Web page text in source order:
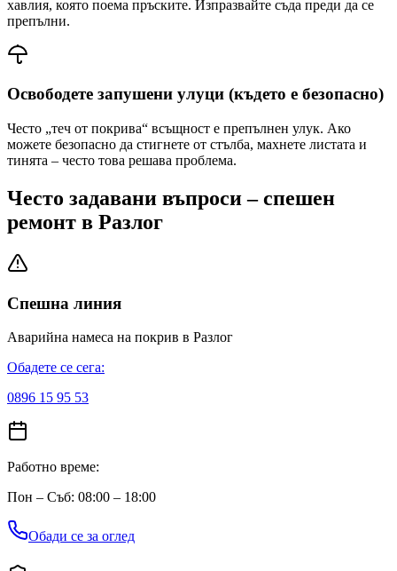
хавлия, която поема пръските. Изпразвайте съда преди да се
препълни.
Освободете запушени улуци (където е безопасно)
Често „теч от покрива“ всъщност е препълнен улук. Ако
можете безопасно да стигнете от стълба, махнете листата и
тинята – често това решава проблема.
Често задавани въпроси – спешен
ремонт в Разлог
Спешна линия
Аварийна намеса на покрив в Разлог
Обадете се сега:
0896 15 95 53
Работно време:
Пон – Съб: 08:00 – 18:00
Обади се за оглед